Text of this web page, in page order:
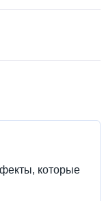
которые